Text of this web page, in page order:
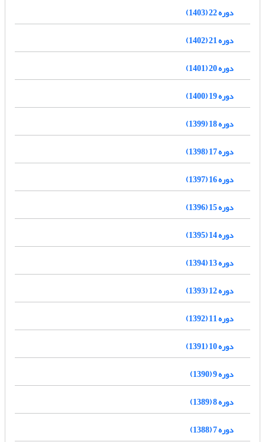
دوره 22 (1403)
دوره 21 (1402)
دوره 20 (1401)
دوره 19 (1400)
دوره 18 (1399)
دوره 17 (1398)
دوره 16 (1397)
دوره 15 (1396)
دوره 14 (1395)
دوره 13 (1394)
دوره 12 (1393)
دوره 11 (1392)
دوره 10 (1391)
دوره 9 (1390)
دوره 8 (1389)
دوره 7 (1388)